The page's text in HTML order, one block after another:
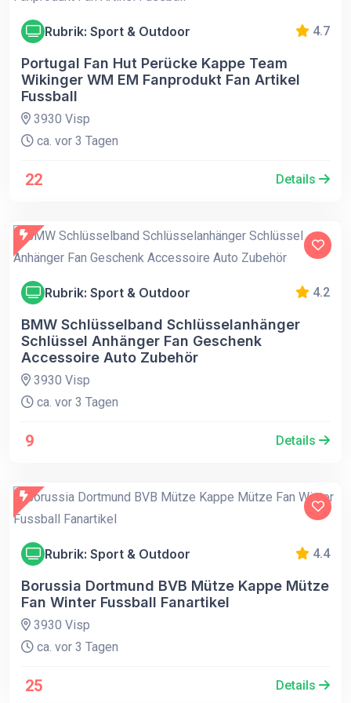
Rubrik: Sport & Outdoor 4.7
Portugal Fan Hut Perücke Kappe Team
Wikinger WM EM Fanprodukt Fan Artikel
Fussball
3930 Visp
ca. vor 3 Tagen
22 Details
Rubrik: Sport & Outdoor 4.2
BMW Schlüsselband Schlüsselanhänger
Schlüssel Anhänger Fan Geschenk
Accessoire Auto Zubehör
3930 Visp
ca. vor 3 Tagen
9 Details
Rubrik: Sport & Outdoor 4.4
Borussia Dortmund BVB Mütze Kappe Mütze
Fan Winter Fussball Fanartikel
3930 Visp
ca. vor 3 Tagen
25 Details